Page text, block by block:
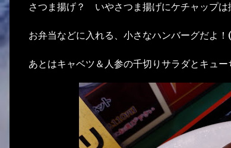
さつま揚げ？ いやさつま揚げにケチャップは
お弁当などに入れる、小さなハンバーグだよ
あとはキャベツ＆人参の千切りサラダとキュー